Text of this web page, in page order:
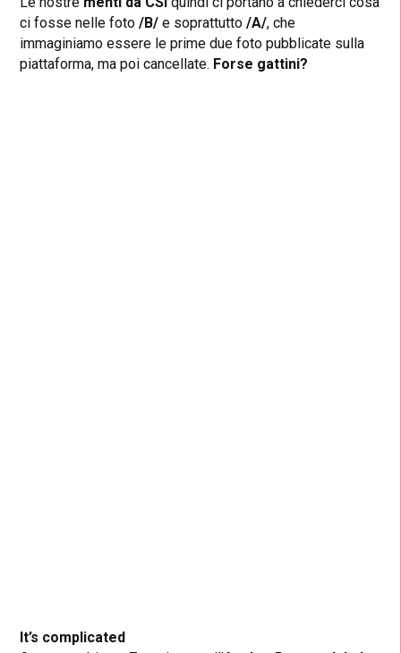
ci fosse nelle foto/B/ e soprattutto/A/, che
immaginiamo essere le prime due foto pubblicate sulla
piattaforma, ma poi cancellate. Forse gattini?
It’s complicated